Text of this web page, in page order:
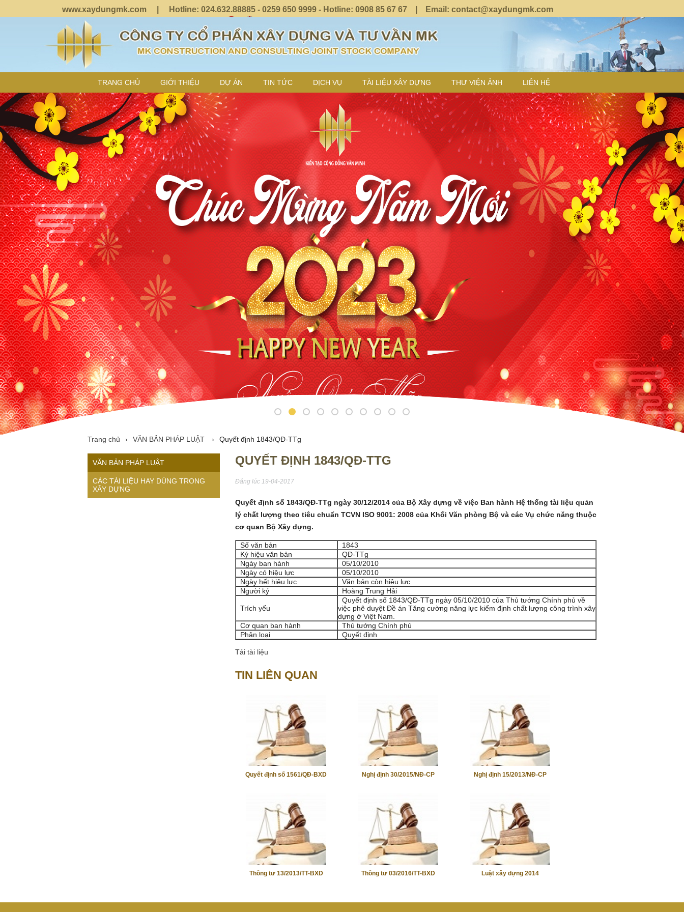
www.xaydungmk.com | Hotline: 024.632.88885 - 0259 650 9999 - Hotline: 0908 85 67 67 | Email: contact@xaydungmk.com
TRANG CHỦ GIỚI THIỆU DỰ ÁN TIN TỨC DỊCH VỤ TÀI LIỆU XÂY DỰNG THƯ VIỆN ẢNH LIÊN HỆ
Trang chủ › VĂN BẢN PHÁP LUẬT › Quyết định 1843/QĐ-TTg
VĂN BẢN PHÁP LUẬT
CÁC TÀI LIỆU HAY DÙNG TRONG
XÂY DỰNG
QUYẾT ĐỊNH 1843/QĐ-TTG
Đăng lúc 19-04-2017
Quyết định số 1843/QĐ-TTg ngày 30/12/2014 của Bộ Xây dựng về việc Ban hành Hệ thống tài liệu quản
lý chất lượng theo tiêu chuẩn TCVN ISO 9001: 2008 của Khối Văn phòng Bộ và các Vụ chức năng thuộc
cơ quan Bộ Xây dựng.
Số văn bản
1843
Ký hiệu văn bản
QĐ-TTg
Ngày ban hành
05/10/2010
Ngày có hiệu lực
05/10/2010
Ngày hết hiệu lực
Văn bản còn hiệu lực
Người ký
Hoàng Trung Hải
Trích yếu
Quyết định số 1843/QĐ-TTg ngày 05/10/2010 của Thủ tướng Chính phủ về
việc phê duyệt Đề án Tăng cường năng lực kiểm định chất lượng công trình xây
dựng ở Việt Nam.
Cơ quan ban hành
Thủ tướng Chính phủ
Phân loại
Quyết định
Tải tài liệu
TIN LIÊN QUAN
Quyết định số 1561/QĐ-BXD Nghị định 30/2015/NĐ-CP Nghị định 15/2013/NĐ-CP
Thông tư 13/2013/TT-BXD Thông tư 03/2016/TT-BXD Luật xây dựng 2014